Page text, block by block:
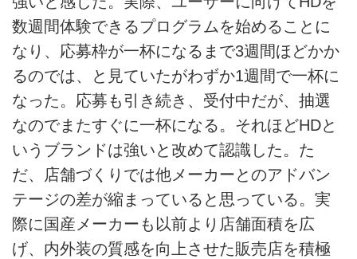
数週間体験できるプログラムを始めることに
なり、応募枠が一杯になるまで3週間ほどかか
るのでは、と見ていたがわずか1週間で一杯に
なった。応募も引き続き、受付中だが、抽選
なのでまたすぐに一杯になる。それほどHDと
いうブランドは強いと改めて認識した。た
だ、店舗づくりでは他メーカーとのアドバン
テージの差が縮まっていると思っている。実
際に国産メーカーも以前より店舗面積を広
げ、内外装の質感を向上させた販売店を積極